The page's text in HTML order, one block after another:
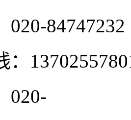
020-84747232
：
020-